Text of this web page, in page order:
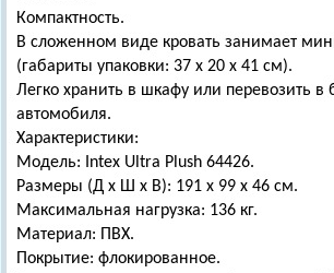
Компактность.
В сложенном виде кровать занимает
(габариты упаковки: 37 х 20 х 41 см).
Легко хранить в шкафу или перевозить в
автомобиля.
Характеристики:
Модель: Intex Ultra Plush 64426.
Размеры (Д х Ш х В): 191 х 99 х 46 см.
Максимальная нагрузка: 136 кг.
Материал: ПВХ.
Покрытие: флокированное.